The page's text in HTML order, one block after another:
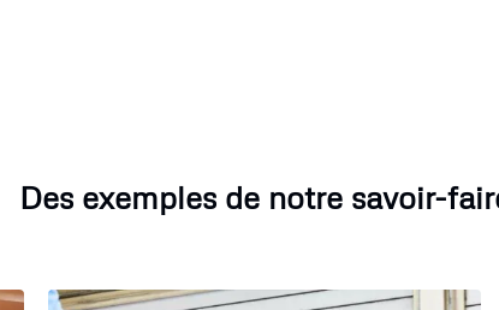
Des exemples de notre savoir-